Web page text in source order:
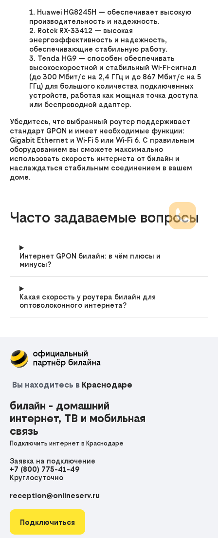
Huawei HG8245H — обеспечивает высокую
производительность и надежность.
Rotek RX-33412 — высокая
энергоэффективность и надежность,
обеспечивающие стабильную работу.
Tenda HG9 — способен обеспечивать
высокоскоростной и стабильный Wi-Fi-сигнал
(до 300 Мбит/с на 2,4 ГГц и до 867 Мбит/с на 5
ГГц) для большого количества подключенных
устройств, работая как мощная точка доступа
или беспроводной адаптер.
Убедитесь, что выбранный роутер поддерживает
стандарт GPON и имеет необходимые функции:
Gigabit Ethernet и Wi-Fi 5 или Wi-Fi 6. С правильным
оборудованием вы сможете максимально
использовать скорость интернета от билайн и
наслаждаться стабильным соединением в вашем
доме.
Часто задаваемые вопросы
Интернет GPON билайн: в чём плюсы и
минусы?
Какая скорость у роутера билайн для
оптоволоконного интернета?
Вы находитесь в Краснодаре
билайн - домашний
интернет, ТВ и мобильная
связь
Подключить интернет в Краснодаре
Заявка на подключение
+7 (800) 775-41-49
Круглосуточно
reception@onlineserv.ru
Подключиться